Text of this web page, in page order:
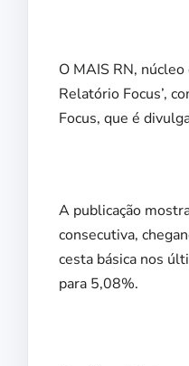
O MAIS RN,
Relatório Focus’,
Focus, que é
A publicação
consecutiva,
cesta básica nos
para 5,08%.